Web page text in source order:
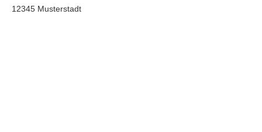
12345 Musterstadt